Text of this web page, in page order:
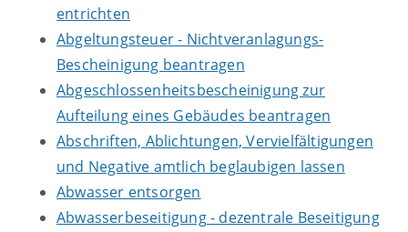
entrichten
Abgeltungsteuer - Nichtveranlagungs-
Bescheinigung beantragen
Abgeschlossenheitsbescheinigung zur
Aufteilung eines Gebäudes beantragen
Abschriften, Ablichtungen, Vervielfältigungen
und Negative amtlich beglaubigen lassen
Abwasser entsorgen
Abwasserbeseitigung - dezentrale Beseitigung